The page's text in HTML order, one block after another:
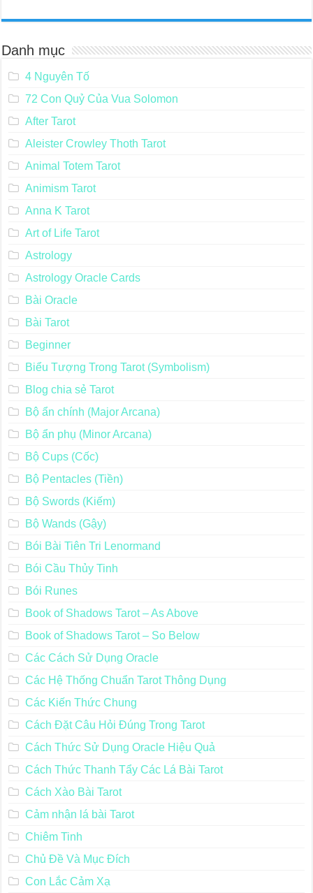
Danh mục
4 Nguyên Tố
72 Con Quỷ Của Vua Solomon
After Tarot
Aleister Crowley Thoth Tarot
Animal Totem Tarot
Animism Tarot
Anna K Tarot
Art of Life Tarot
Astrology
Astrology Oracle Cards
Bài Oracle
Bài Tarot
Beginner
Biểu Tượng Trong Tarot (Symbolism)
Blog chia sẻ Tarot
Bộ ẩn chính (Major Arcana)
Bộ ẩn phụ (Minor Arcana)
Bộ Cups (Cốc)
Bộ Pentacles (Tiền)
Bộ Swords (Kiếm)
Bộ Wands (Gậy)
Bói Bài Tiên Tri Lenormand
Bói Cầu Thủy Tinh
Bói Runes
Book of Shadows Tarot – As Above
Book of Shadows Tarot – So Below
Các Cách Sử Dụng Oracle
Các Hệ Thống Chuẩn Tarot Thông Dụng
Các Kiến Thức Chung
Cách Đặt Câu Hỏi Đúng Trong Tarot
Cách Thức Sử Dụng Oracle Hiệu Quả
Cách Thức Thanh Tẩy Các Lá Bài Tarot
Cách Xào Bài Tarot
Cảm nhận lá bài Tarot
Chiêm Tinh
Chủ Đề Và Mục Đích
Con Lắc Cảm Xạ